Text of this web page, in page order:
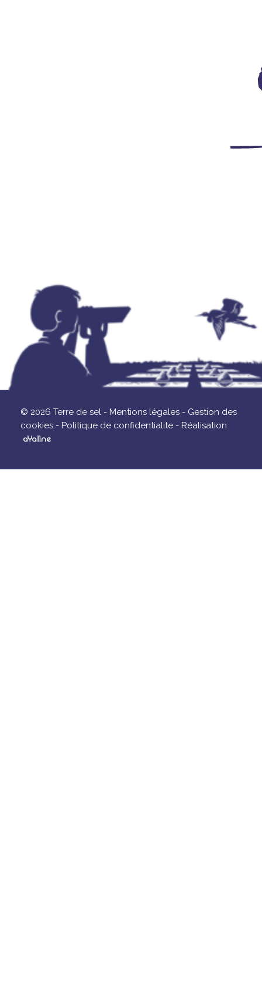
© 2026 Terre de sel - Mentions légales - Gestion des
cookies - Politique de confidentialite - Réalisation